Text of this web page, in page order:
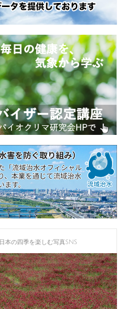
日本の四季を楽しむ写真SNS